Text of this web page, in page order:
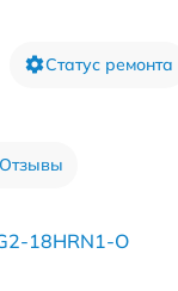
Статус ремонта
Отзывы
18HRN1-O